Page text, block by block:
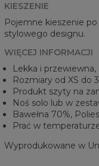
KIESZENIE
Pojemne kieszenie
stylowego designu.
WIĘCEJ INFORMACJI
Lekka i
Rozmiary od XS do
Produkt szyty na
Noś solo lub w
Bawełna 70%,
Prać w
Wyprodukowane w